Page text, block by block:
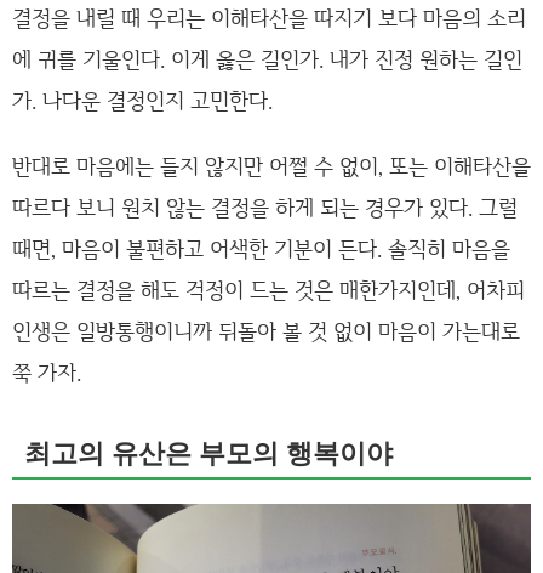
결정을 내릴 때 우리는 이해타산을 따지기 보다 마음의 소리
에 귀를 기울인다. 이게 옳은 길인가. 내가 진정 원하는 길인
가. 나다운 결정인지 고민한다.
반대로 마음에는 들지 않지만 어쩔 수 없이, 또는 이해타산을
따르다 보니 원치 않는 결정을 하게 되는 경우가 있다. 그럴
때면, 마음이 불편하고 어색한 기분이 든다. 솔직히 마음을
따르는 결정을 해도 걱정이 드는 것은 매한가지인데, 어차피
인생은 일방통행이니까 뒤돌아 볼 것 없이 마음이 가는대로
쭉 가자.
최고의 유산은 부모의 행복이야